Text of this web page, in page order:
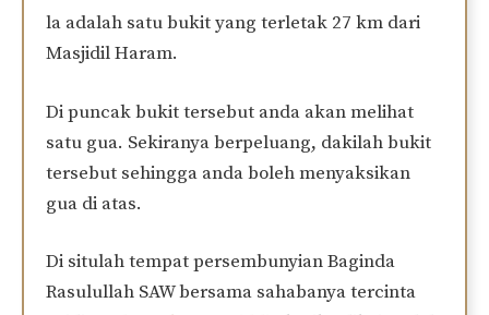
la adalah satu bukit yang terletak 27 km dari
Masjidil Haram.
Di puncak bukit tersebut anda akan melihat
satu gua. Sekiranya berpeluang, dakilah bukit
tersebut sehingga anda boleh menyaksikan
gua di atas.
Di situlah tempat persembunyian Baginda
Rasulullah SAW bersama sahabanya tercinta